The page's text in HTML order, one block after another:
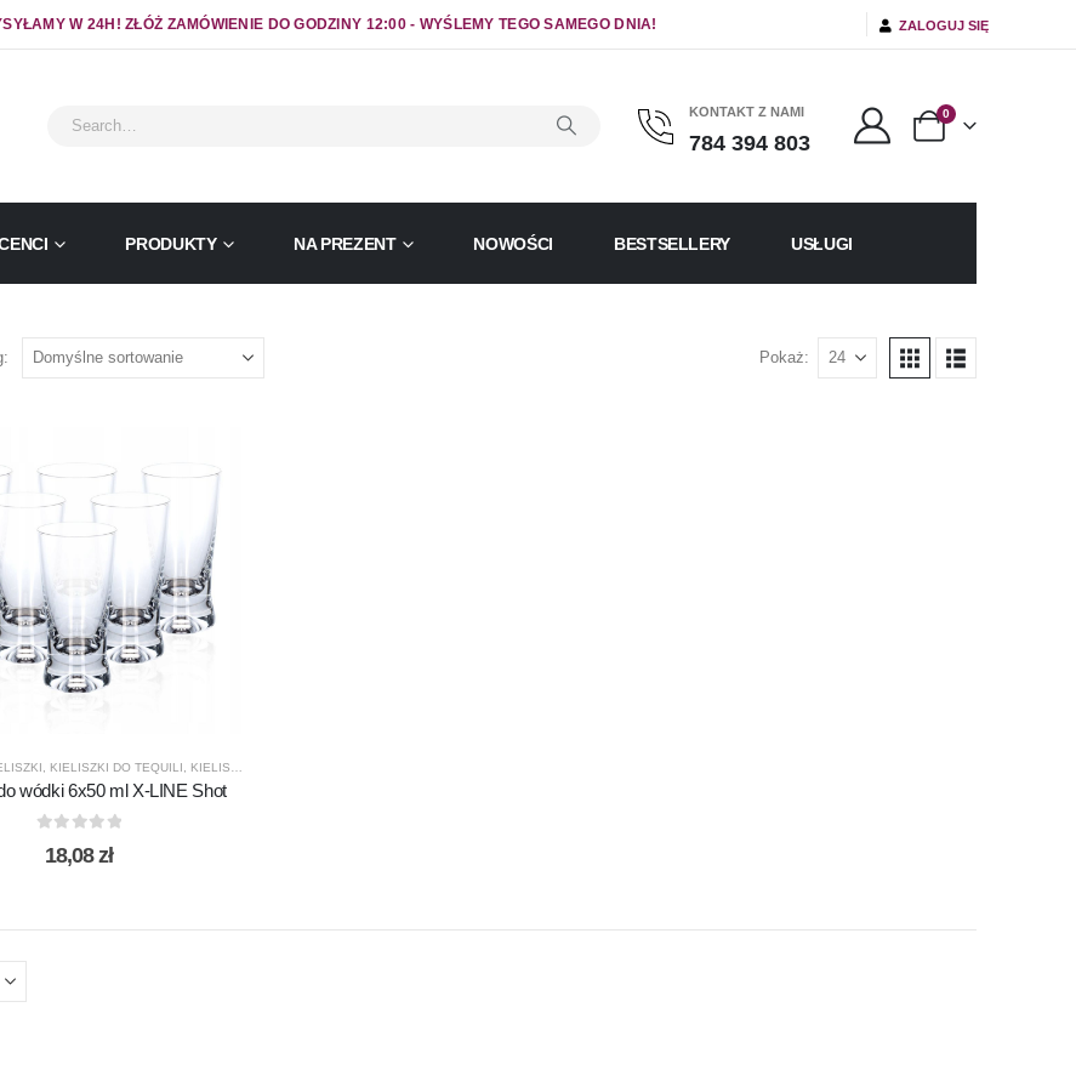
W 24H! ZŁÓŻ ZAMÓWIENIE DO GODZINY 12:00 - WYŚLEMY TEGO SAMEGO DNIA! ZALOGUJ SIĘ
KONTAKT Z NAMI
784 394 803
0
PRODUKTY NA PREZENT NOWOŚCI BESTSELLERY USŁUGI
Pokaż:
, KIELISZKI DO TEQUILI, KIELISZKI DO WÓDKI
wódki 6x50 ml X-LINE Shot
18,08zł